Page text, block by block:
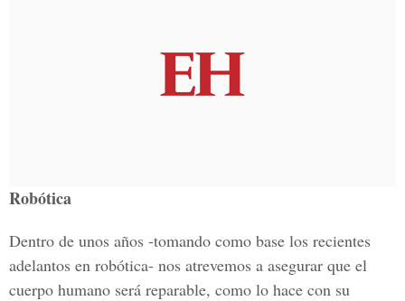
Robótica
Dentro de unos años -tomando como base los recientes
adelantos en robótica- nos atrevemos a asegurar que el
cuerpo humano será reparable, como lo hace con su